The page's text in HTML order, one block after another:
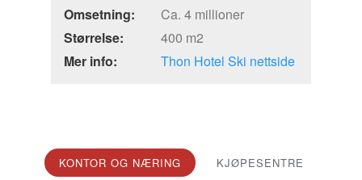
Omsetning:
Ca. 4 millioner
Størrelse:
400 m2
Mer info:
Thon Hotel Ski nettside
KONTOR OG NÆRING
KJØPESENTRE